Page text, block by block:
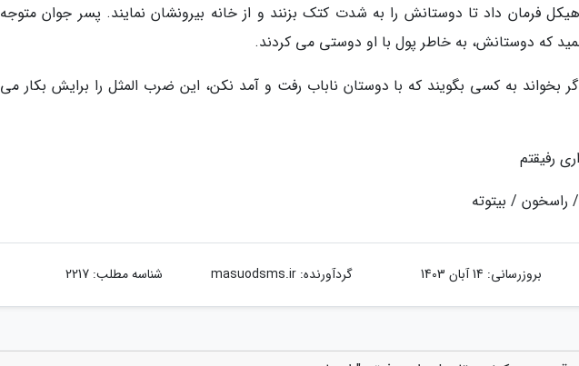
فرمان داد تا دوستانش را به شدت کتک بزنند و از خانه بیرونشان نمایند. پسر جوان متوجه
که دوستانش، به خاطر پول با او دوستی می کردند.
اگر بخواند به کسی بگویند که با دوستان ناباب رفت و آمد نکن، این ضرب المثل را برایش بکار می
رفیقتم
بروزرسانی: 14 آبان 1403 گردآورنده:masuodsms.ir شناسه مطلب: 2217